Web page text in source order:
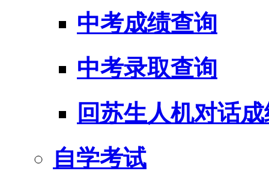
中考成绩查询
中考录取查询
回苏生人机对话
自学考试